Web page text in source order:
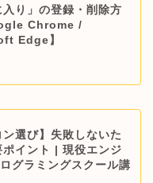
入り」の登録・削除方
Chrome /
Edge】
ン選び】失敗しないた
ポイント | 現役エンジ
グラミングスクール講